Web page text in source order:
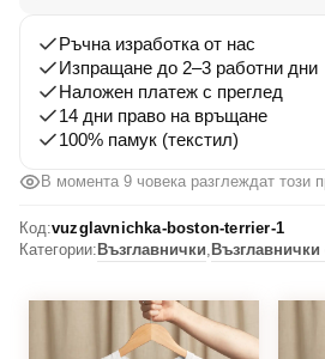
Ръчна изработка от нас
Изпращане до 2–3 работни дни
Наложен платеж с преглед
14 дни право на връщане
100% памук (текстил)
В момента 9 човека разглеждат този
Код:vuzglavnichka-boston-terrier-1
Категории: Възглавнички, Възглавнички